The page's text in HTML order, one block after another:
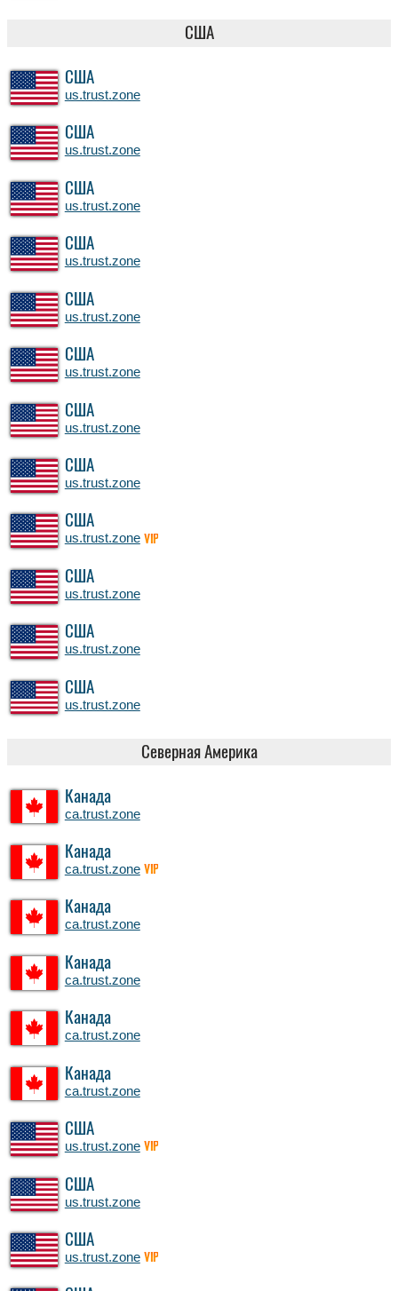
США
США
us.trust.zone
США
us.trust.zone
США
us.trust.zone
США
us.trust.zone
США
us.trust.zone
США
us.trust.zone
США
us.trust.zone
США
us.trust.zone
США
us.trust.zone VIP
США
us.trust.zone
США
us.trust.zone
США
us.trust.zone
Северная Америка
Канада
ca.trust.zone
Канада
ca.trust.zone VIP
Канада
ca.trust.zone
Канада
ca.trust.zone
Канада
ca.trust.zone
Канада
ca.trust.zone
США
us.trust.zone VIP
США
us.trust.zone
США
us.trust.zone VIP